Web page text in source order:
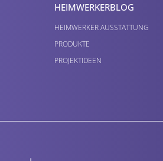
HEIMWERKER­BLOG
HEIMWERKER AUSSTATTUNG
PRODUKTE
PROJEKTIDEEN